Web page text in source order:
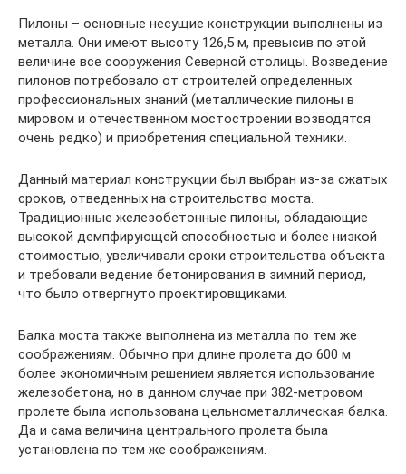
Пилоны – основные несущие конструкции выполнены из
металла. Они имеют высоту 126,5 м, превысив по этой
величине все сооружения Северной столицы. Возведение
пилонов потребовало от строителей определенных
профессиональных знаний (металлические пилоны в
мировом и отечественном мостостроении возводятся
очень редко) и приобретения специальной техники.
Данный материал конструкции был выбран из-за сжатых
сроков, отведенных на строительство моста.
Традиционные железобетонные пилоны, обладающие
высокой демпфирующей способностью и более низкой
стоимостью, увеличивали сроки строительства объекта
и требовали ведение бетонирования в зимний период,
что было отвергнуто проектировщиками.
Балка моста также выполнена из металла по тем же
соображениям. Обычно при длине пролета до 600 м
более экономичным решением является использование
железобетона, но в данном случае при 382-метровом
пролете была использована цельнометаллическая балка.
Да и сама величина центрального пролета была
установлена по тем же соображениям.